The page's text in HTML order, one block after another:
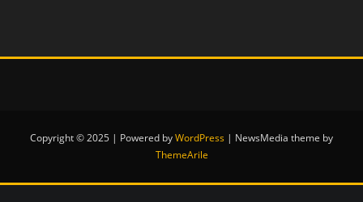
Copyright © 2025 | Powered byWordPress | NewsMedia theme by
ThemeArile